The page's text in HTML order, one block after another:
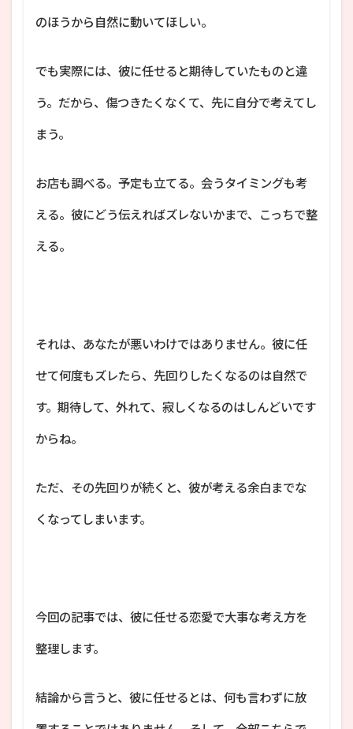
のほうから自然に動いてほしい。
でも実際には、彼に任せると期待していたものと違
う。だから、傷つきたくなくて、先に自分で考えてし
まう。
お店も調べる。予定も立てる。会うタイミングも考
える。彼にどう伝えればズレないかまで、こっちで整
える。
それは、あなたが悪いわけではありません。彼に任
せて何度もズレたら、先回りしたくなるのは自然で
す。期待して、外れて、寂しくなるのはしんどいです
からね。
ただ、その先回りが続くと、彼が考える余白までな
くなってしまいます。
今回の記事では、彼に任せる恋愛で大事な考え方を
整理します。
結論から言うと、彼に任せるとは、何も言わずに放